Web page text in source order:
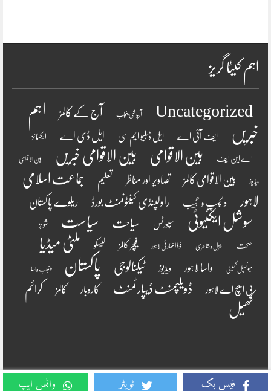
فیس بک ٹویٹر واٹس ایپ
اہم کیٹا گریز
Uncategorized آبپاشی پنجاب آج کے کالمز
اہم
خبریں
ایف آئی اے ایل ڈبلیو ایم سی ایل ڈی اے ایکسائز
اے این ایف بین الاقوامی بین الاقوامی خبریں بین الاقوامی
ویڈیوز بین الاقوامی کالمز تصاویر اور مناظر تعلیم
جماعت اسلامی
لاہور
دلچسپ و عجیب راولپنڈی کینٹونمنٹ بورڈ ریلوے پاکستان
سوشل ایکٹیوٹی سپورٹس سیاحت سیاست شوبز
صحت غزل و شاعری فوڈ اتھارٹی لاہور فیچر کالمز لیسکو ملٹی میڈیا
میونسپل کمیٹی واسا لاہور ویڈیوز ٹیکنالوجی پاکستان پنجاب واسا
پی ایچ اے لاہور ڈویلپمنٹ ڈیپارٹمنٹ کاروبار کالمز کرائم
کھیل
Copyright © 2022, Awami Mission All Rights Reserved.